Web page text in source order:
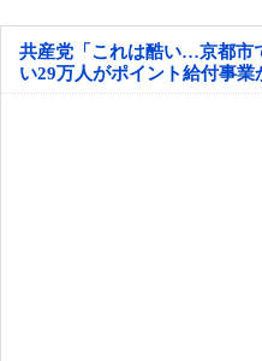
共産党「これは酷い…京都市
い29万人がポイント給付事業